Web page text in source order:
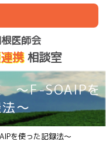
医師会
携 相談室
～F-SOAIPを
～
を使った記録法～